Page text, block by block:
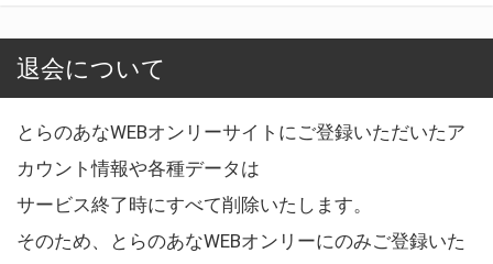
退会について
とらのあなWEBオンリーサイトにご登録いただいたア
カウント情報や各種データは
サービス終了時にすべて削除いたします。
そのため、とらのあなWEBオンリーにのみご登録いた